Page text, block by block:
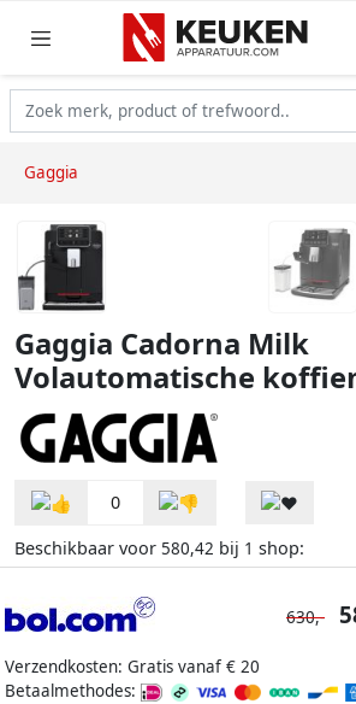
Gaggia
Gaggia Cadorna Milk
Volautomatische
0
Beschikbaar voor 580,42 bij 1 shop:
Verzendkosten: Gratis vanaf € 20
Betaalmethodes:
630,-